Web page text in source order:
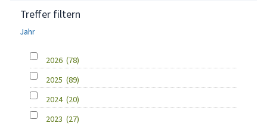
Treffer filtern
Jahr
2026 (78)
2025 (89)
2024 (20)
2023 (27)